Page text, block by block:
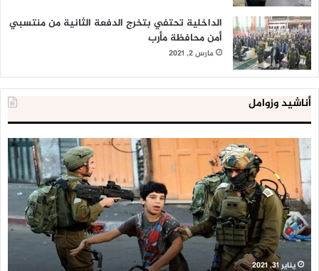
الداخلية تحتفي بتخرج الدفعة الثانية من منتسبي
أمن محافظة مأرب
مارس 2, 2021
أناشيد وزوامل
العدو
الإسرائيلي
اعتقل
543
طفلا
فلسطينيا
خلال
2020
يناير 31, 2021